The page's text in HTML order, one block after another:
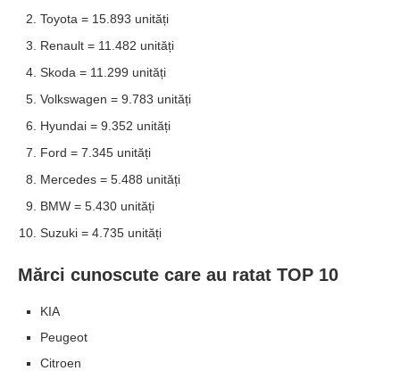
Toyota = 15.893 unități
Renault = 11.482 unități
Skoda = 11.299 unități
Volkswagen = 9.783 unități
Hyundai = 9.352 unități
Ford = 7.345 unități
Mercedes = 5.488 unități
BMW = 5.430 unități
Suzuki = 4.735 unități
Mărci cunoscute care au ratat TOP 10
KIA
Peugeot
Citroen